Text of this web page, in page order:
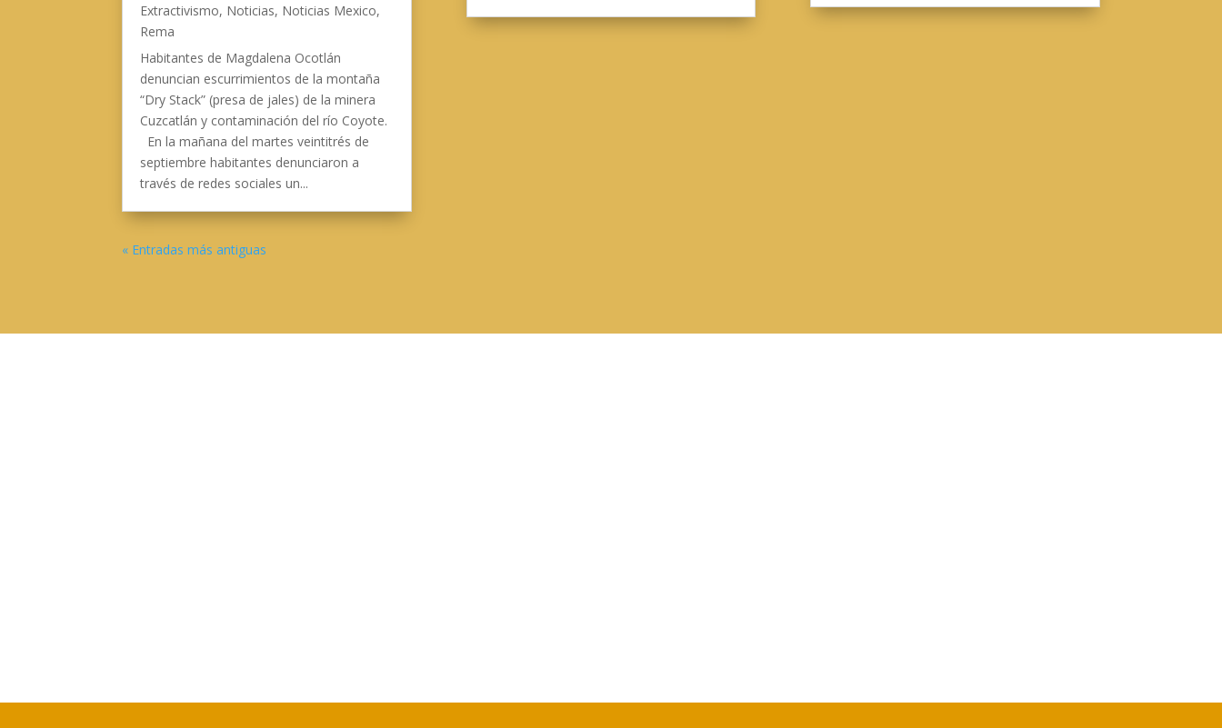
Extractivismo, Noticias, Noticias Mexico,
Rema
Habitantes de Magdalena Ocotlán
denuncian escurrimientos de la montaña
“Dry Stack” (presa de jales) de la minera
Cuzcatlán y contaminación del río Coyote.
En la mañana del martes veintitrés de
septiembre habitantes denunciaron a
través de redes sociales un...
« Entradas más antiguas